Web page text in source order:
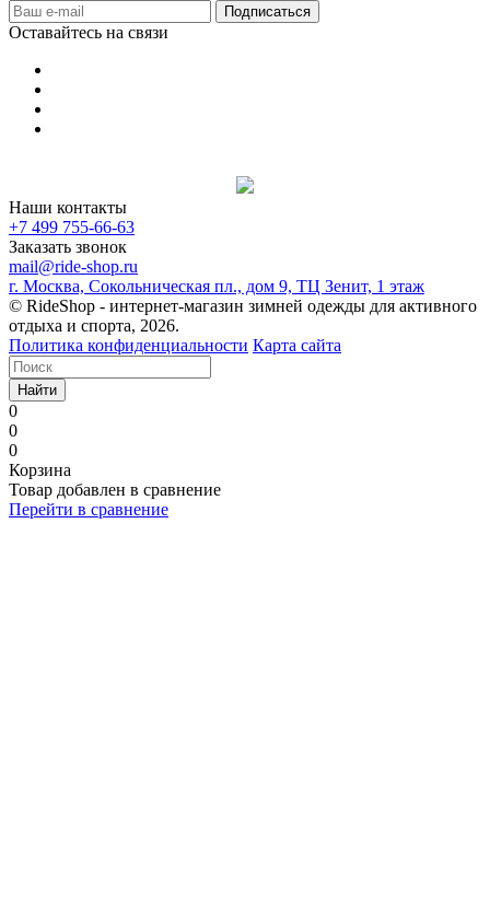
Оставайтесь на связи
Наши контакты
+7 499 755-66-63
Заказать звонок
mail@ride-shop.ru
г. Москва, Сокольническая пл., дом 9, ТЦ Зенит, 1 этаж
© RideShop - интернет-магазин зимней одежды для активного
отдыха и спорта, 2026.
Политика конфиденциальности Карта сайта
Найти
0
0
0
Корзина
Товар добавлен в сравнение
Перейти в сравнение